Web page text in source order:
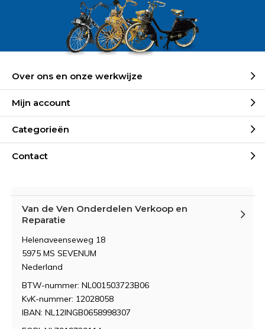
Over ons en onze werkwijze
Mijn account
Categorieën
Contact
Van de Ven Onderdelen Verkoop en
Reparatie
Helenaveenseweg 18
5975 MS SEVENUM
Nederland
BTW-nummer: NL001503723B06
KvK-nummer: 12028058
IBAN: NL12INGB0658998307